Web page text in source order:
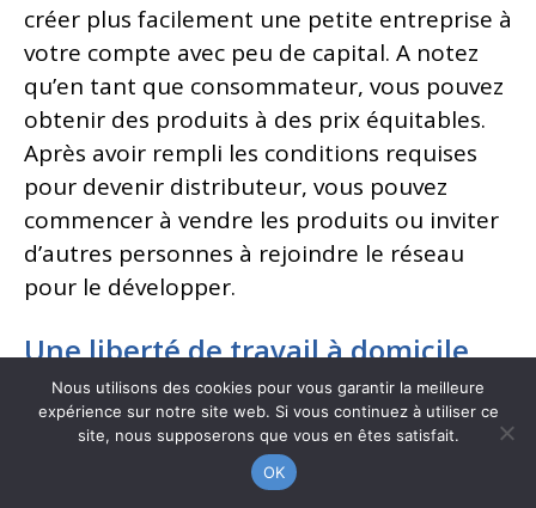
créer plus facilement une petite entreprise à
votre compte avec peu de capital. A notez
qu’en tant que consommateur, vous pouvez
obtenir des produits à des prix équitables.
Après avoir rempli les conditions requises
pour devenir distributeur, vous pouvez
commencer à vendre les produits ou inviter
d’autres personnes à rejoindre le réseau
pour le développer.
Une liberté de travail à domicile
Restez connecté depuis votre ordinateur et
travaillez depuis n’importe quel endroit, puis
passez en revue l’état d’avancement du
Nous utilisons des cookies pour vous garantir la meilleure
expérience sur notre site web. Si vous continuez à utiliser ce
site, nous supposerons que vous en êtes satisfait.
OK